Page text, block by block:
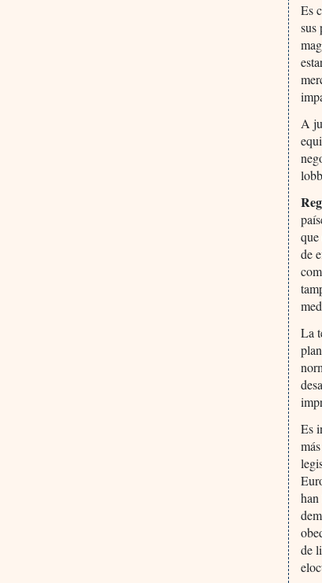
Es
sus
A
de
La
Es
de